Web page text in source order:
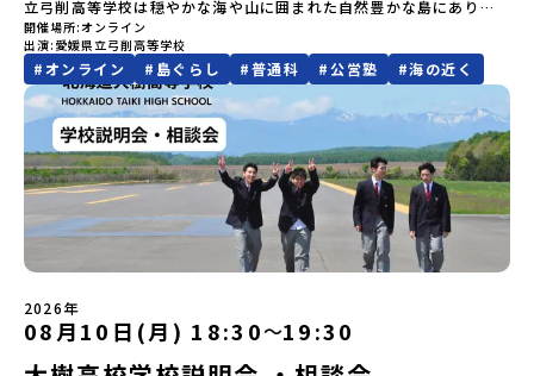
い。・抽選による参加者決定についてお申込みいただいた方の中か
ら抽選の上、締め切り日から1週間を目途に、お申し込み時に記入い
ただいたメールアドレス宛に「当選／落選メール」をお送りいたし
ます。当選者は、メールに記載された「当選確認フォーム」に３日
以内に回答いただき、確認フォームの提出をもって参加確定とさせ
ていただきます。当選確認フォームの期日までにご回答いただけな
い場合は、当選を取り消しとさせていただきます。当選取り消しが
あった場合は、繰り上げ当選者へご連絡させていただきます。登録
メールアドレスの変更をご希望の場合は下記の地域みらい留学公式
LINEよりご連絡をお願いします。※受信制限設定をしていると、通
知メールをお受け取りいただけません。その場合は、
「@miratabi.jp」からのメールを受信できるよう設定をお願いいた
ので、ご了承ください。・お申し込みについてお申込はお一人様1回
限りです。PC・スマートフォンからお申込ください。申込後の内容
変更はできません。お申込時は、メールアドレスの入力間違いにご
みを迷われている方向けにZoomでのオンライン配信を行います。
知りたい情報のレベルに合わせて、以下の2つのステップをご活用く
ださい。【STEP 1】全体オンライン説明会（アーカイブ動画を公開
中！）〜まずは「おためし地域留学」を知りたい方へ〜日本全国20
以上の地域から選んで参加できる「おためし地域留学」の全体像や
魅力について、説明会を開催しました。中学生一人での参加にあた
り、保護者様が特に気になる「安全面」や「事務局のサポート体
制」についても詳しく解説しています。ぜひ、ご自宅からお気軽に
ご視聴ください。🎬 [アーカイブ動画を視聴する]YouTube：
https://youtu.be/Yt8nd04aNgA?si=e5erbspvwz5O8_uF
【STEP 2】プログラム説明会〜「標津町」の内容をもっと知りした
い方へ〜全体説明を聞いたうえで、「プログラムで何をするの？」
日のプログラムの中身をお伝えします。日時：6月10日(水) 19：
00〜20：00内容：どんなところ？プログラム詳細解説、質疑応答紹
介地域：鹿児島県出水市・出水工業高校/北海道標津町/岩手県八幡
平市/愛媛県鬼北町＊4つの地域のプログラムを1時間でぎゅっとお届
したい場合は南三陸高校にご連絡ください。℡０２２６－４６－３
６４３
立弓削高等学校は穏やかな海や山に囲まれた自然豊かな島にあり、
生徒たちは島の人たちの温かさに触れながら、生き生きとした学校
生活を送っています。オンライン説明会では、「ワクワク・チャレ
ンジ・創造のゆめしま海道で夢つなぐ人になる」をコンセプトに、
社会課題解決に向け、地域の協力を得ながら取り組む総合的な探究
学習をはじめ、高校では珍しい部活動「起業部」の特徴、また一昨
年からオープンした生徒寮「ゆめしま寮」での留学生の生活などを
紹介します。たくさんの参加をお待ちしております！！【弓削高校
の特徴】・海や山に囲まれた自然豊かな離島にある高校・少人数で
の学校生活、授業・地域と共に取り組む総合的な探究学習・全国で
も珍しい部活動「起業部」・教科指導、検定指導も充実した公営塾
「ゆめしま未来塾」・新築で開放的な学生寮「ゆめしま寮」疑問や
質問がある場合は、いつでも個別相談も可能ですので、お気軽にお
申し込みください。詳しくは学校HPまで！（毎日更新しています）
Instagramもやっています！
開催場所 オンライン
出演 愛媛県立弓削高等学校
#オンライン # 島ぐらし #普通科 #公営塾 #海の近く
2026年
08月10日(月) 18:30〜19:30